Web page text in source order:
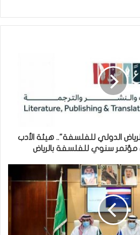
الدولي للفلسفة".. هيئة الأدب
مؤتمر سنوي للفلسفة بالرياض